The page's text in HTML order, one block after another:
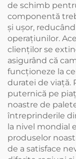
de schimb
componentă
și ușor,
operațiunilor.
clienților se
asigurând că
funcționeze la
duratei de viață.
puternică pe
noastre de
întreprinderile
la nivel mondial
produselor
de a satisface